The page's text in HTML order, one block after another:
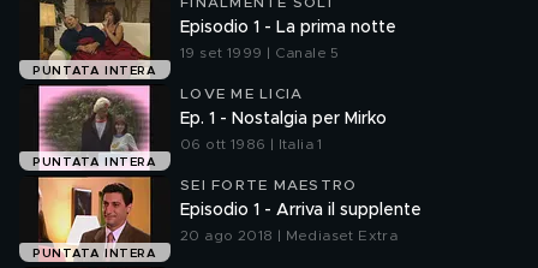
PUNTATA INTERA
Episodio 1 - La prima notte
19 set 1999 | Canale 5
PUNTATA INTERA
LOVE ME LICIA
Ep. 1 - Nostalgia per Mirko
06 ott 1986 | Italia 1
PUNTATA INTERA
SEI FORTE MAESTRO
Episodio 1 - Arriva il supplente
20 ago 2018 | Mediaset Extra